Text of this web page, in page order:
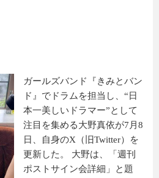
ガールズバンド『きみとバン
ド』でドラムを担当し、“日
本一美しいドラマー”として
注目を集める大野真依が7月8
日、自身のX（旧Twitter）を
更新した。 大野は、「週刊
ポストサイン会詳細」と題